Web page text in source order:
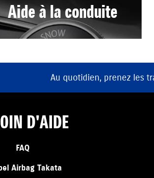
Aide à la conduite
Au quotidien, prenez les
D'AIDE
FAQ
Airbag Takata